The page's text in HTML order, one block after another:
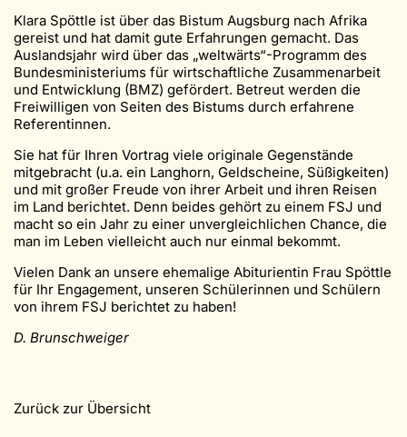
Klara Spöttle ist über das Bistum Augsburg nach Afrika
gereist und hat damit gute Erfahrungen gemacht. Das
Auslandsjahr wird über das „weltwärts“-Programm des
Bundesministeriums für wirtschaftliche Zusammenarbeit
und Entwicklung (BMZ) gefördert. Betreut werden die
Freiwilligen von Seiten des Bistums durch erfahrene
Referentinnen.
Sie hat für Ihren Vortrag viele originale Gegenstände
mitgebracht (u.a. ein Langhorn, Geldscheine, Süßigkeiten)
und mit großer Freude von ihrer Arbeit und ihren Reisen
im Land berichtet. Denn beides gehört zu einem FSJ und
macht so ein Jahr zu einer unvergleichlichen Chance, die
man im Leben vielleicht auch nur einmal bekommt.
Vielen Dank an unsere ehemalige Abiturientin Frau Spöttle
für Ihr Engagement, unseren Schülerinnen und Schülern
von ihrem FSJ berichtet zu haben!
D. Brunschweiger
Zurück zur Übersicht